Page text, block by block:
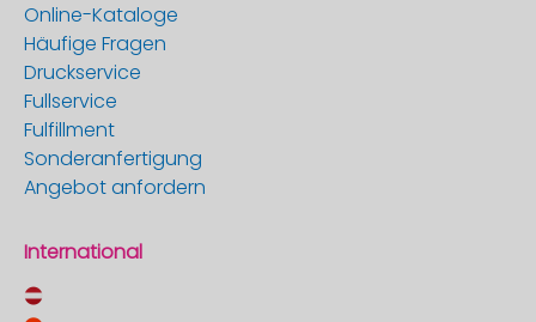
Online-Kataloge
Häufige Fragen
Druckservice
Fullservice
Fulfillment
Sonderanfertigung
Angebot anfordern
International